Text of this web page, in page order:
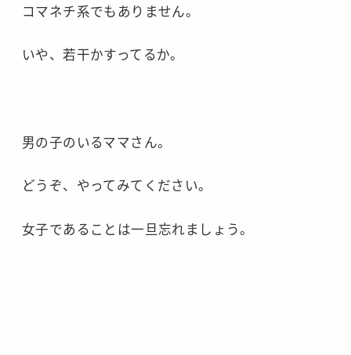
コマネチ系でもありません。
いや、若干かすってるか。
男の子のいるママさん。
どうぞ、やってみてください。
女子であることは一旦忘れましょう。